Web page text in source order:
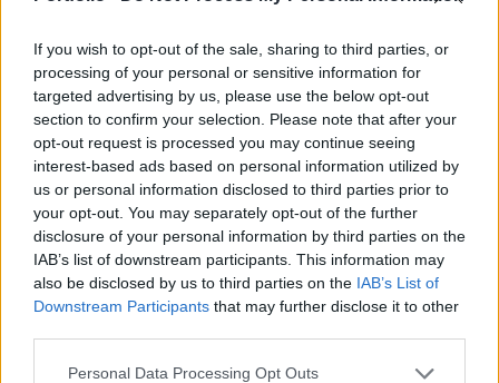
If you wish to opt-out of the sale, sharing to third parties, or
processing of your personal or sensitive information for
targeted advertising by us, please use the below opt-out
section to confirm your selection. Please note that after your
opt-out request is processed you may continue seeing
interest-based ads based on personal information utilized by
us or personal information disclosed to third parties prior to
your opt-out. You may separately opt-out of the further
disclosure of your personal information by third parties on the
IAB’s list of downstream participants. This information may
also be disclosed by us to third parties on the IAB’s List of
Downstream Participants that may further disclose it to other
Personal Data Processing Opt Outs
90 %-ára vonatkozóan kifizetési kérelmet
Mintegy 4,5 milliárd forint összeggel elindult a kifizetés a
2012-ben támogatást igénylő és 2012 novemberében
támogatást nyert, majd kifizetési kérelmet benyújtó fiatal
gazdák részére. Az ügyfelek, a jóváhagyó támogatási
határozat kézhezvételét követő 90 napon belül igényelhetik
a támogatási összeg 90 %-át.
KEDVES OLVASÓNK!